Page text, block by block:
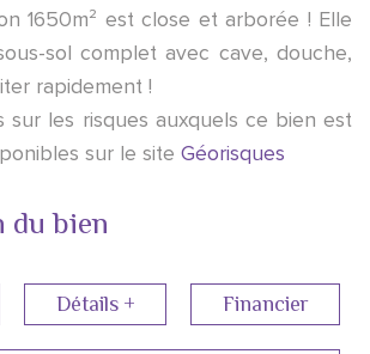
1650m² est close et arborée ! Elle
sol complet avec cave, douche,
rapidement !
sur les risques auxquels ce bien est
sur le site Géorisques
du bien
Détails + Financier